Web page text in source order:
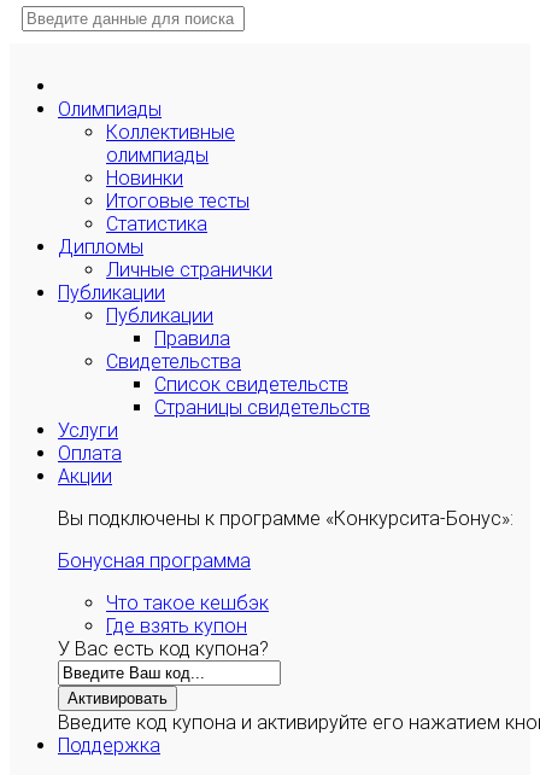
Олимпиады
Коллективные
олимпиады
Новинки
Итоговые тесты
Статистика
Дипломы
Личные странички
Публикации
Публикации
Правила
Свидетельства
Список свидетельств
Страницы свидетельств
Услуги
Оплата
Акции
Вы подключены к программе «Конкурсита-Бонус»:
Бонусная программа
Что такое кешбэк
Где взять купон
У Вас есть код купона?
Активировать
Введите код купона и активируйте его нажатием
Поддержка